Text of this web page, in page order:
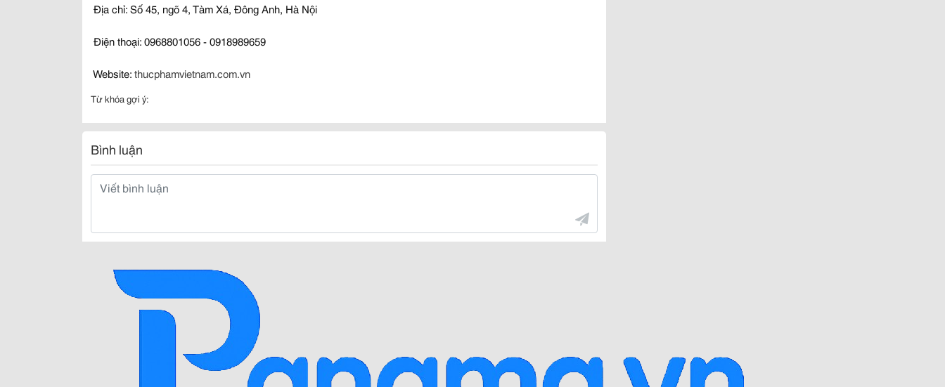
Địa chỉ: Số 45, ngõ 4, Tàm Xá, Đông Anh, Hà Nội
Điện thoại: 0968801056 - 0918989659
Website:thucphamvietnam.com.vn
Từ khóa gợi ý:
Bình luận